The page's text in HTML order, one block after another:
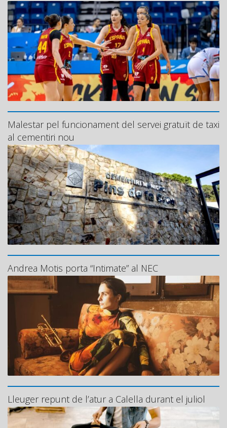
Malestar pel funcionament del servei gratuït de taxi
al cementiri nou
Andrea Motis porta “Intimate” al NEC
Lleuger repunt de l’atur a Calella durant el juliol